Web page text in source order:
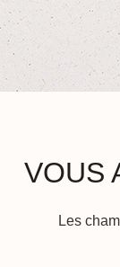
VOUS
Les